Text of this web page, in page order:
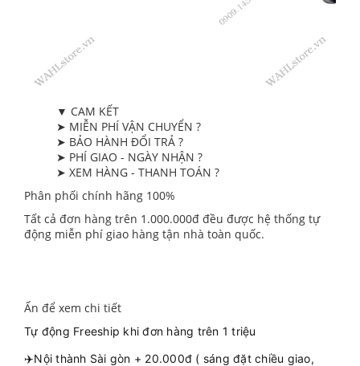
▼ CAM KẾT
➤ MIỄN PHÍ VẬN CHUYỂN ?
➤ BẢO HÀNH ĐỔI TRẢ ?
➤ PHÍ GIAO - NGÀY NHẬN ?
➤ XEM HÀNG - THANH TOÁN ?
Phân phối chính hãng 100%
Tất cả đơn hàng trên 1.000.000đ đều được hệ thống tự
động miễn phí giao hàng tận nhà toàn quốc.
Ấn để xem chi tiết
Tự động Freeship khi đơn hàng trên 1 triệu
✈️Nội thành Sài gòn + 20.000đ ( sáng đặt chiều giao,